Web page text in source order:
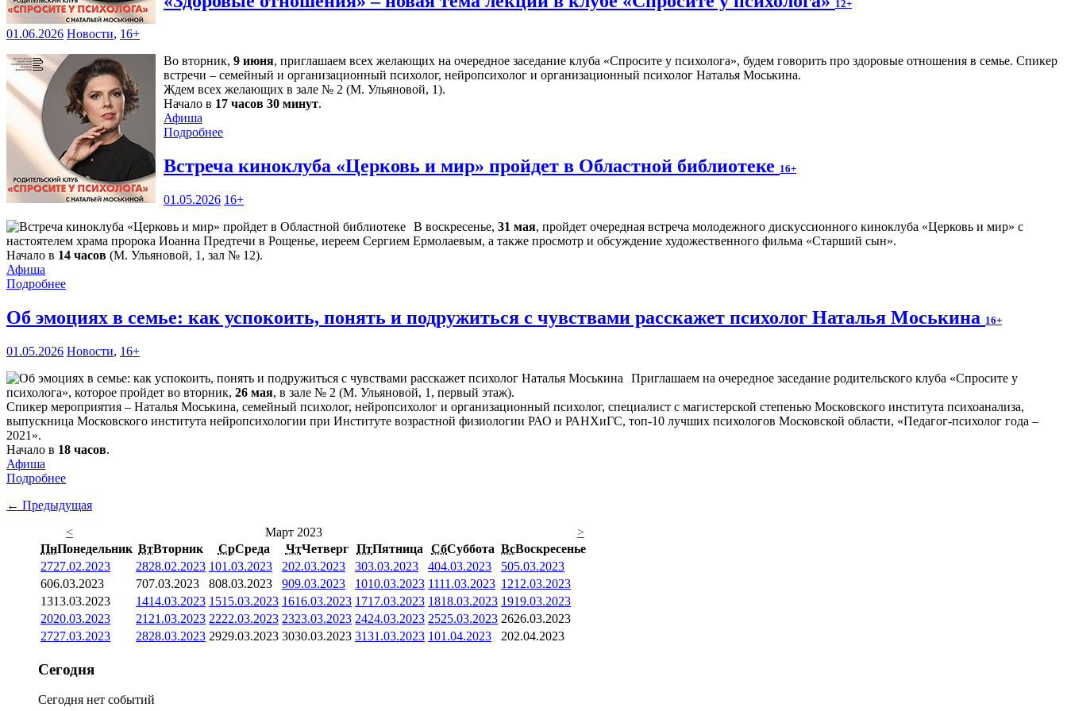
12+
01.06.2026 Новости, 16+
Во вторник, 9 июня, приглашаем всех желающих на очередное заседание клуба «Спросите у психолога», будем говорить про здоровые отношения в семье. Спикер
встречи – семейный и организационный психолог, нейропсихолог и организационный психолог Наталья Моськина.
Ждем всех желающих в зале № 2 (М. Ульяновой, 1).
Начало в 17 часов 30 минут.
Афиша
Подробнее
Встреча киноклуба «Церковь и мир» пройдет в Областной библиотеке 16+
01.05.2026 16+
В воскресенье, 31 мая, пройдет очередная встреча молодежного дискуссионного киноклуба «Церковь и мир» с
настоятелем храма пророка Иоанна Предтечи в Рощенье, иереем Сергием Ермолаевым, а также просмотр и обсуждение художественного фильма «Старший сын».
Начало в 14 часов (М. Ульяновой, 1, зал № 12).
Афиша
Подробнее
Об эмоциях в семье: как успокоить, понять и подружиться с чувствами расскажет психолог Наталья Моськина 16+
01.05.2026 Новости, 16+
Приглашаем на очередное заседание родительского клуба «Спросите у
психолога», которое пройдет во вторник, 26 мая, в зале № 2 (М. Ульяновой, 1, первый этаж).
Спикер мероприятия – Наталья Моськина, семейный психолог, нейропсихолог и организационный психолог, специалист с магистерской степенью Московского института психоанализа,
выпускница Московского института нейропсихологии при Институте возрастной физиологии РАО и РАНХиГС, топ-10 лучших психологов Московской области, «Педагог-психолог года –
2021».
Начало в 18 часов.
Афиша
Подробнее
← Предыдущая
<
Март 2023
>
ПнПонедельник ВтВторник СрСреда ЧтЧетверг ПтПятница СбСуббота ВсВоскресенье
2727.02.2023 2828.02.2023 101.03.2023 202.03.2023 303.03.2023 404.03.2023 505.03.2023
606.03.2023 707.03.2023 808.03.2023 909.03.2023 1010.03.2023 1111.03.2023 1212.03.2023
1313.03.2023 1414.03.2023 1515.03.2023 1616.03.2023 1717.03.2023 1818.03.2023 1919.03.2023
2020.03.2023 21 21.03.2023 2222.03.2023 2323.03.2023 2424.03.2023 2525.03.2023 2626.03.2023
2727.03.2023 2828.03.2023 2929.03.2023 3030.03.2023 3131.03.2023 101.04.2023 202.04.2023
Сегодня
Сегодня нет событий